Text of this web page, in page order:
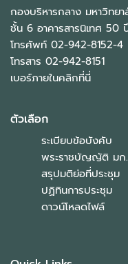
กองบริหารกลาง มหาวิทย
ชั้น 6 อาคารสารนิเทศ
โทรศัพท์ 02-942-8152-4
โทรสาร 02-942-8151
เบอร์ภายในคลิกที่นี่
ตัวเลือก
ระเบียบข้อบังคับ
พระราชบัญญัติ มก.
สรุปมติย่อที่ประชุม
ปฏิทินการประชุม
ดาวน์โหลดไฟล์